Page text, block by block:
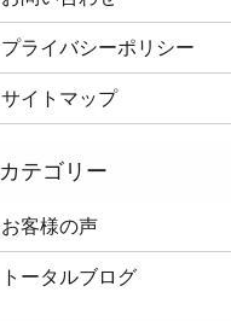
プライバシーポリシー
サイトマップ
お客様の声
トータルブログ